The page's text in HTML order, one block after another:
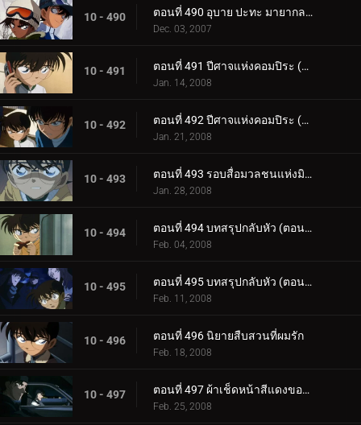
10 - 490 ตอนที่ 490 อุบาย ปะทะ มายากล (ตอนจบ)
Dec. 03, 2007
10 - 491 ตอนที่ 491 ปีศาจแห่งคอมปิระ (ตอนพิเศษ ตอนแรก)
Jan. 14, 2008
10 - 492 ตอนที่ 492 ปีศาจแห่งคอมปิระ (ตอนพิเศษ ตอนจบ)
Jan. 21, 2008
10 - 493 ตอนที่ 493 รอบสื่อมวลชนแห่งมิตรภาพและความผูกพัน
Jan. 28, 2008
10 - 494 ตอนที่ 494 บทสรุปกลับหัว (ตอนแรก)
Feb. 04, 2008
10 - 495 ตอนที่ 495 บทสรุปกลับหัว (ตอนจบ)
Feb. 11, 2008
10 - 496 ตอนที่ 496 นิยายสืบสวนที่ผมรัก
Feb. 18, 2008
10 - 497 ตอนที่ 497 ผ้าเช็ดหน้าสีแดงของโซโนโกะ (ตอนแรก)
Feb. 25, 2008